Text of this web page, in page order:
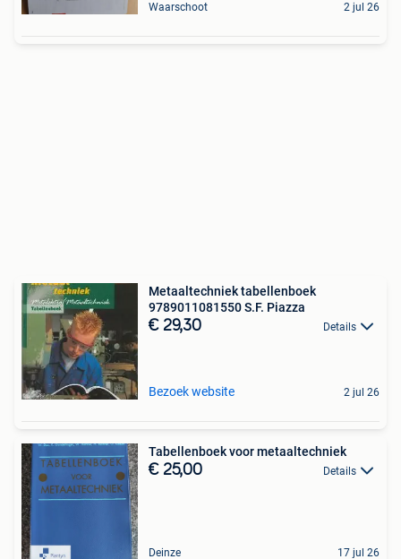
Waarschoot 2 jul 26
Metaaltechniek tabellenboek
9789011081550 S.F. Piazza
€ 29,30 Details
Bezoek website 2 jul 26
Tabellenboek voor metaaltechniek
€ 25,00 Details
Deinze 17 jul 26